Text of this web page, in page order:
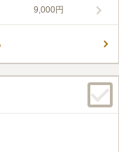
」から徒歩約6分、JR中
心してお申し込みいただ
9,000円